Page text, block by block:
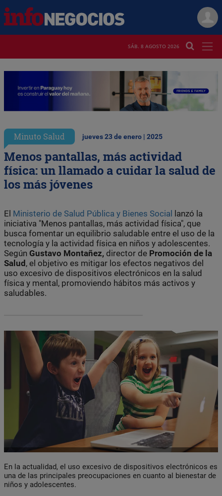
SÁB. 8 AGOSTO 2026
Minuto Salud jueves 23 de enero | 2025
Menos pantallas, más actividad
física: un llamado a cuidar la salud de
los más jóvenes
El Ministerio de Salud Pública y Bienes Social lanzó la
iniciativa "Menos pantallas, más actividad física", que
busca fomentar un equilibrio saludable entre el uso de la
tecnología y la actividad física en niños y adolescentes.
Según Gustavo Montañez, director de Promoción de la
Salud, el objetivo es mitigar los efectos negativos del
uso excesivo de dispositivos electrónicos en la salud
física y mental, promoviendo hábitos más activos y
saludables.
En la actualidad, el uso excesivo de dispositivos electrónicos es
una de las principales preocupaciones en cuanto al bienestar de
niños y adolescentes.